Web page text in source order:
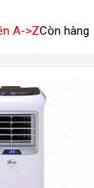
A->ZCòn hàng